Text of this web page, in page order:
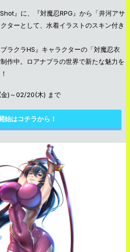
』に、『対魔忍RPG』から「井河アサ
ターとして、水着イラストのスキン付き
ラクラHS』キャラクターの「対魔忍衣
作中。ロアナプラの世界で新たな魅力を
)～02/20(木) まで
始はコチラから！